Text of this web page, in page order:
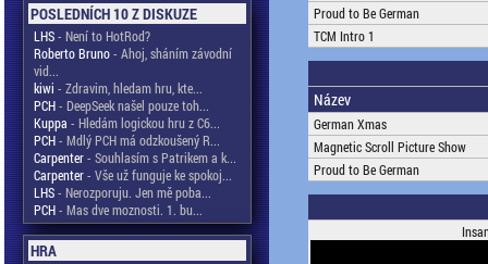
POSLEDNÍCH 10 Z DISKUZE
LHS- Není to HotRod?
Roberto Bruno- Ahoj, sháním závodní
vid...
kiwi - Zdravim, hledam hru, kte...
PCH- DeepSeek našel pouze toh...
Kuppa - Hledám logickou hru z C6...
PCH- Mdlý PCH má odzkoušený R...
Carpenter- Souhlasím s Patrikem a k...
Carpenter- Vše už funguje ke spokoj...
LHS- Nerozporuju. Jen mě poba...
PCH- Mas dve moznosti. 1. bu...
HRA
Proud to Be German
TCM Intro 1
Název
German Xmas
Magnetic Scroll Picture Show
Proud to Be German